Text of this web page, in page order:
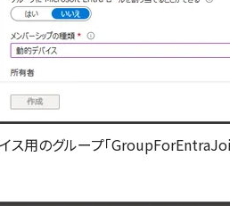
用のグループ「